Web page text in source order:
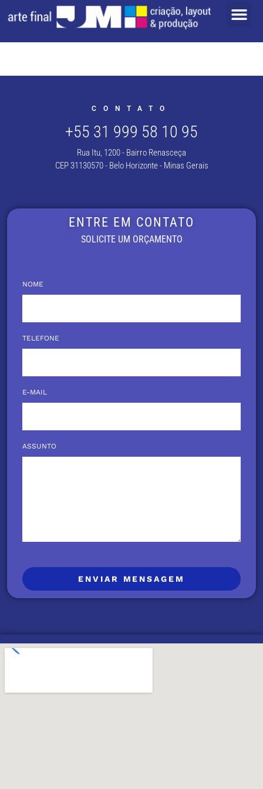
CONTATO
+55 31 999 58 10 95
Rua Itu, 1200 - Bairro Renasceça
CEP 31130570 - Belo Horizonte - Minas Gerais
ENTRE EM CONTATO
SOLICITE UM ORÇAMENTO
NOME
TELEFONE
E-MAIL
ASSUNTO
ENVIAR MENSAGEM